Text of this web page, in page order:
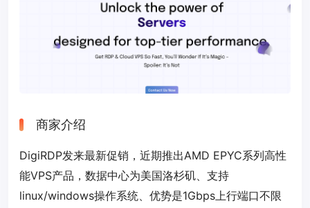
商家介绍
DigiRDP发来最新促销，近期推出AMD EPYC系列高性
能VPS产品，数据中心为美国洛杉矶、支持
linux/windows操作系统、优势是1Gbps上行端口不限